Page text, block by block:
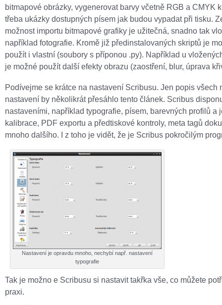
bitmapové obrázky, vygenerovat barvy včetně RGB a CMYK
třeba ukázky dostupných písem jak budou vypadat při tisku.
možnost importu bitmapové grafiky je užitečná, snadno tak
například fotografie. Kromě již předinstalovaných skriptů je
použít i vlastní (soubory s příponou .py). Například u
je možné použít další efekty obrazu (zaostření, blur, úprava
Podívejme se krátce na nastavení Scribusu. Jen popis všech
nastavení by několikrát přesáhlo tento článek. Scribus
nastaveními, například typografie, písem, barevných profilů a
kalibrace, PDF exportu a předtiskové kontroly, meta tagů
mnoho dalšího. I z toho je vidět, že je Scribus pokročilým
Nastavení je opravdu mnoho, nechybí např. nastavení
typografie
Tak je možno e Scribusu si nastavit takřka vše, co můžete
praxi.